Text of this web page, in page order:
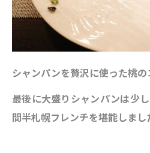
シャンパンを贅沢に使った桃の
最後に大盛りシャンパンは少
間半札幌フレンチを堪能しまし